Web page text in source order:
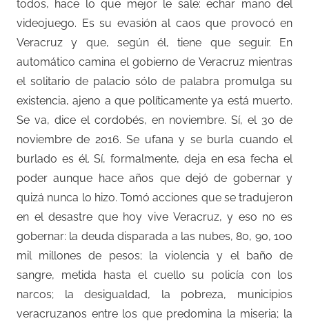
todos, hace lo que mejor le sale: echar mano del
videojuego. Es su evasión al caos que provocó en
Veracruz y que, según él, tiene que seguir. En
automático camina el gobierno de Veracruz mientras
el solitario de palacio sólo de palabra promulga su
existencia, ajeno a que políticamente ya está muerto.
Se va, dice el cordobés, en noviembre. Sí, el 30 de
noviembre de 2016. Se ufana y se burla cuando el
burlado es él. Sí, formalmente, deja en esa fecha el
poder aunque hace años que dejó de gobernar y
quizá nunca lo hizo. Tomó acciones que se tradujeron
en el desastre que hoy vive Veracruz, y eso no es
gobernar: la deuda disparada a las nubes, 80, 90, 100
mil millones de pesos; la violencia y el baño de
sangre, metida hasta el cuello su policía con los
narcos; la desigualdad, la pobreza, municipios
veracruzanos entre los que predomina la miseria; la